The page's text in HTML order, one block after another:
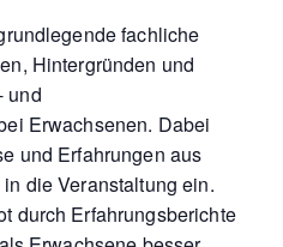
fachliche
Hintergründen und
und
Erwachsenen. Dabei
und Erfahrungen aus
die Veranstaltung ein.
durch Erfahrungsberichte